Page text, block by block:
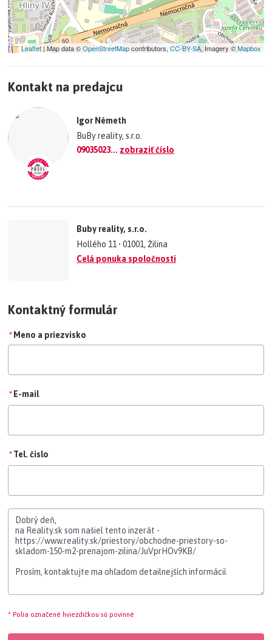
−
©OpenStreetMap
Leaflet| Map data ©OpenStreetMapcontributors, CC-BY-SA, Imagery ©Mapbox
Kontakt na predajcu
Igor Németh
BuBy reality, s.r.o.
09035023... zobraziť číslo
Buby reality, s.r.o.
Hollého 11 • 01001, Žilina
Celá ponuka spoločnosti
Kontaktný formulár
* Meno a priezvisko
* E-mail
* Tel. čislo
* Polia označené hviezdičkou sú povinné